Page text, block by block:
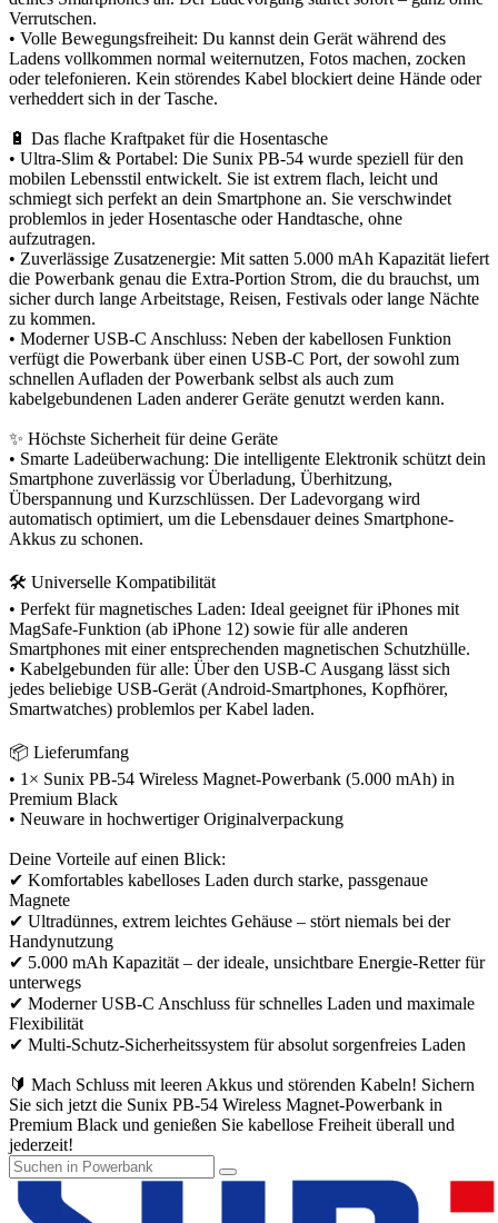
Verrutschen.
• Volle Bewegungsfreiheit: Du kannst dein Gerät während des
Ladens vollkommen normal weiternutzen, Fotos machen, zocken
oder telefonieren. Kein störendes Kabel blockiert deine Hände oder
verheddert sich in der Tasche.
🔋 Das flache Kraftpaket für die Hosentasche
• Ultra-Slim & Portabel: Die Sunix PB-54 wurde speziell für den
mobilen Lebensstil entwickelt. Sie ist extrem flach, leicht und
schmiegt sich perfekt an dein Smartphone an. Sie verschwindet
problemlos in jeder Hosentasche oder Handtasche, ohne
aufzutragen.
• Zuverlässige Zusatzenergie: Mit satten 5.000 mAh Kapazität liefert
die Powerbank genau die Extra-Portion Strom, die du brauchst, um
sicher durch lange Arbeitstage, Reisen, Festivals oder lange Nächte
zu kommen.
• Moderner USB-C Anschluss: Neben der kabellosen Funktion
verfügt die Powerbank über einen USB-C Port, der sowohl zum
schnellen Aufladen der Powerbank selbst als auch zum
kabelgebundenen Laden anderer Geräte genutzt werden kann.
✨ Höchste Sicherheit für deine Geräte
• Smarte Ladeüberwachung: Die intelligente Elektronik schützt dein
Smartphone zuverlässig vor Überladung, Überhitzung,
Überspannung und Kurzschlüssen. Der Ladevorgang wird
automatisch optimiert, um die Lebensdauer deines Smartphone-
Akkus zu schonen.
🛠️ Universelle Kompatibilität
• Perfekt für magnetisches Laden: Ideal geeignet für iPhones mit
MagSafe-Funktion (ab iPhone 12) sowie für alle anderen
Smartphones mit einer entsprechenden magnetischen Schutzhülle.
• Kabelgebunden für alle: Über den USB-C Ausgang lässt sich
jedes beliebige USB-Gerät (Android-Smartphones, Kopfhörer,
Smartwatches) problemlos per Kabel laden.
📦 Lieferumfang
• 1× Sunix PB-54 Wireless Magnet-Powerbank (5.000 mAh) in
Premium Black
• Neuware in hochwertiger Originalverpackung
Deine Vorteile auf einen Blick:
✔ Komfortables kabelloses Laden durch starke, passgenaue
Magnete
✔ Ultradünnes, extrem leichtes Gehäuse – stört niemals bei der
Handynutzung
✔ 5.000 mAh Kapazität – der ideale, unsichtbare Energie-Retter für
unterwegs
✔ Moderner USB-C Anschluss für schnelles Laden und maximale
Flexibilität
✔ Multi-Schutz-Sicherheitssystem für absolut sorgenfreies Laden
🔰 Mach Schluss mit leeren Akkus und störenden Kabeln! Sichern
Sie sich jetzt die Sunix PB-54 Wireless Magnet-Powerbank in
Premium Black und genießen Sie kabellose Freiheit überall und
jederzeit!